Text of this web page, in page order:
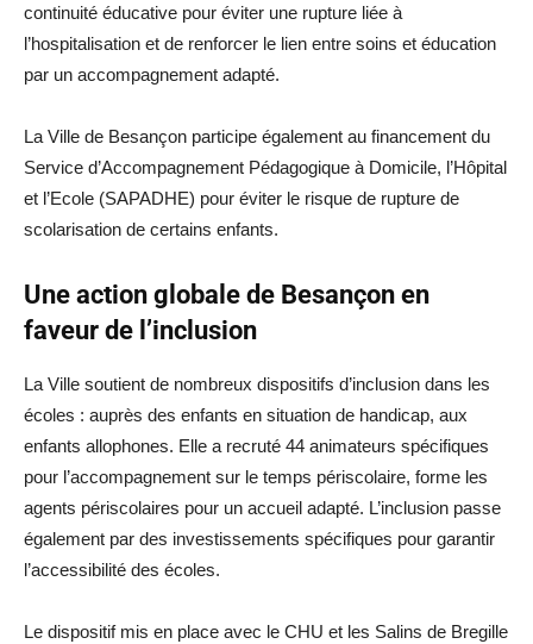
continuité éducative pour éviter une rupture liée à
l’hospitalisation et de renforcer le lien entre soins et éducation
par un accompagnement adapté.
La Ville de Besançon participe également au financement du
Service d’Accompagnement Pédagogique à Domicile, l’Hôpital
et l’Ecole (SAPADHE) pour éviter le risque de rupture de
scolarisation de certains enfants.
Une action globale de Besançon en
faveur de l’inclusion
La Ville soutient de nombreux dispositifs d’inclusion dans les
écoles : auprès des enfants en situation de handicap, aux
enfants allophones. Elle a recruté 44 animateurs spécifiques
pour l’accompagnement sur le temps périscolaire, forme les
agents périscolaires pour un accueil adapté. L’inclusion passe
également par des investissements spécifiques pour garantir
l’accessibilité des écoles.
Le dispositif mis en place avec le CHU et les Salins de Bregille